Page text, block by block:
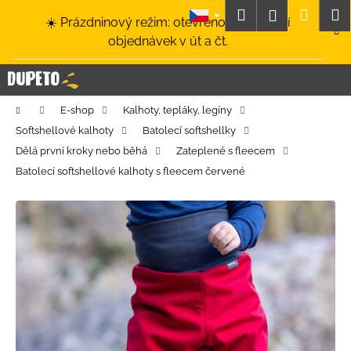
☀️ Prázdninový režim: otevřeno a odesílání
objednávek v út a čt.
HledatPřihlášení
Domů E-shop
Kalhoty, tepláky, legíny
Softshellové kalhoty
Batolecí softshellky
Dělá první kroky nebo běhá
Zateplené s fleecem
Batolecí softshellové kalhoty s fleecem červené
í
k C
o
p
o
t
e
b
e